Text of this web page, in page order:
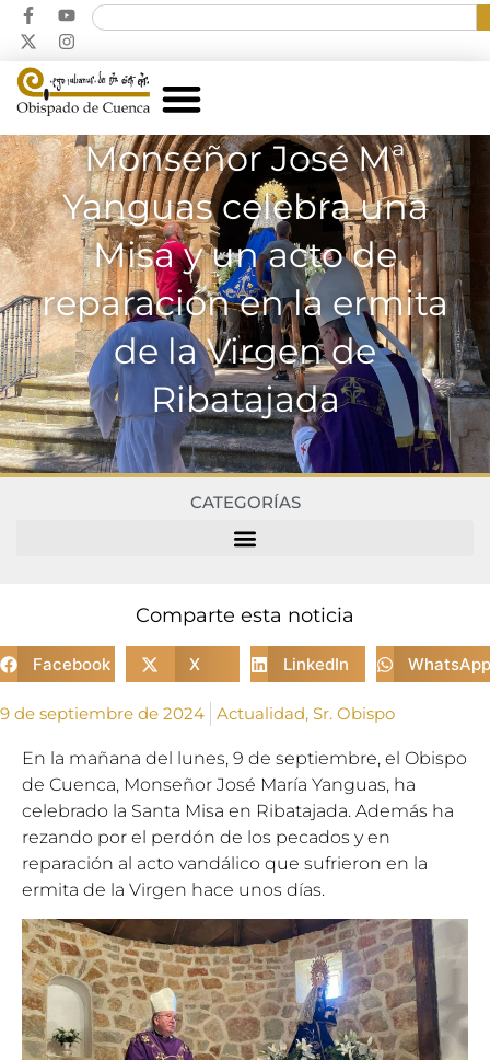
Monseñor José Mª
Yanguas celebra una
Misa y un acto de
reparación en la ermita
de la Virgen de
Ribatajada
CATEGORÍAS
Comparte esta noticia
Facebook X LinkedIn WhatsApp
9 de septiembre de 2024 Actualidad, Sr. Obispo
En la mañana del lunes, 9 de septiembre, el Obispo
de Cuenca, Monseñor José María Yanguas, ha
celebrado la Santa Misa en Ribatajada. Además ha
rezando por el perdón de los pecados y en
reparación al acto vandálico que sufrieron en la
ermita de la Virgen hace unos días.